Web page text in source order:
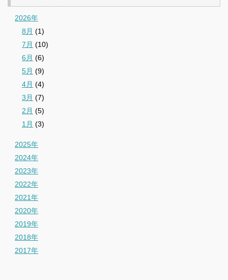
2026年
8月 (1)
7月 (10)
6月 (6)
5月 (9)
4月 (4)
3月 (7)
2月 (5)
1月 (3)
2025年
2024年
2023年
2022年
2021年
2020年
2019年
2018年
2017年